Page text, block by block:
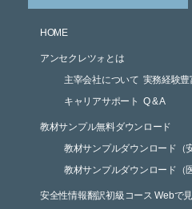
HOME
アンセクレツォとは
主宰会社について 実務経験
キャリアサポート Q & A
教材サンプル無料ダウンロード
教材サンプルダウンロード（
教材サンプルダウンロード（
安全性情報翻訳初級コース Webで